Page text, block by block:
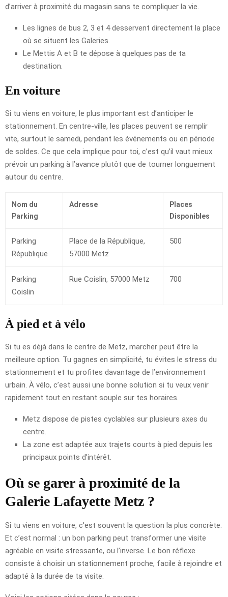
d’arriver à proximité du magasin sans te compliquer la vie.
Les lignes de bus 2, 3 et 4 desservent directement la place
où se situent les Galeries.
Le Mettis A et B te dépose à quelques pas de ta
destination.
En voiture
Si tu viens en voiture, le plus important est d’anticiper le
stationnement. En centre-ville, les places peuvent se remplir
vite, surtout le samedi, pendant les événements ou en période
de soldes. Ce que cela implique pour toi, c’est qu’il vaut mieux
prévoir un parking à l’avance plutôt que de tourner longuement
autour du centre.
Nom du
Parking
Adresse
Places
Disponibles
Parking
République
Place de la République,
57000 Metz
500
Parking
Coislin
Rue Coislin, 57000 Metz 700
À pied et à vélo
Si tu es déjà dans le centre de Metz, marcher peut être la
meilleure option. Tu gagnes en simplicité, tu évites le stress du
stationnement et tu profites davantage de l’environnement
urbain. À vélo, c’est aussi une bonne solution si tu veux venir
rapidement tout en restant souple sur tes horaires.
Metz dispose de pistes cyclables sur plusieurs axes du
centre.
La zone est adaptée aux trajets courts à pied depuis les
principaux points d’intérêt.
Où se garer à proximité de la
Galerie Lafayette Metz ?
Si tu viens en voiture, c’est souvent la question la plus concrète.
Et c’est normal : un bon parking peut transformer une visite
agréable en visite stressante, ou l’inverse. Le bon réflexe
consiste à choisir un stationnement proche, facile à rejoindre et
adapté à la durée de ta visite.